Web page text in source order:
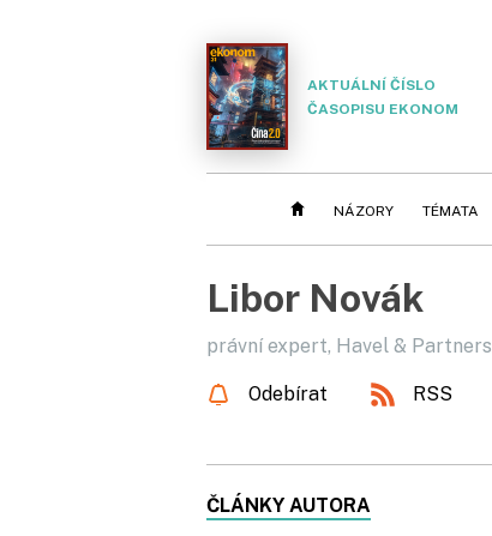
AKTUÁLNÍ ČÍSLO
ČASOPISU EKONOM
NÁZORY TÉMATA
Libor Novák
právní expert, Havel & Partners
Odebírat RSS
ČLÁNKY AUTORA